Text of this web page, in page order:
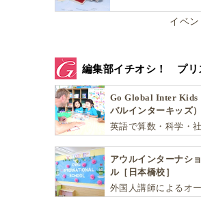
イベ
編集部イチオシ！ プリ
Go Global Inter Kids
バルインターキッズ）
英語で算数・科学・
的に伸ばし世界で活
達を育む少人数制の
です。
アウルインターナシ
ル［日本橋校］
外国人講師によるオ